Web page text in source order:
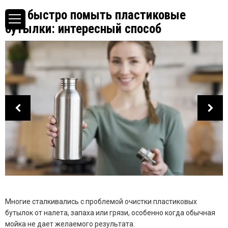
Как быстро помыть пластиковые
бутылки: интересный способ
Многие сталкивались с проблемой очистки пластиковых
бутылок от налета, запаха или грязи, особенно когда обычная
мойка не дает желаемого результата.